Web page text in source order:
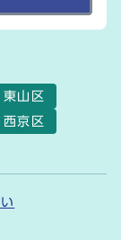
東山区
西京区